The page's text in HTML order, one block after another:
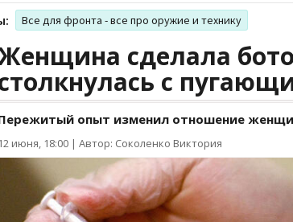
Все для фронта - все про оружие и технику
сделала
с
опыт изменил отношение
июня, 18:00 | Автор: Соколенко Виктория